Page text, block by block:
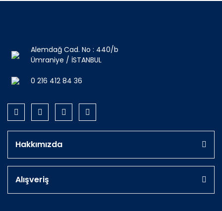
Alemdağ Cad. No : 440/b
Ümraniye / İSTANBUL
0 216 412 84 36
Hakkımızda
Alışveriş